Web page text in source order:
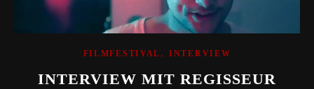
FILMFESTIVAL ,INTERVIEW
INTERVIEW MIT REGISSEUR